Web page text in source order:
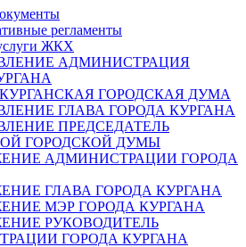
регламенты
ЖКХ
АДМИНИСТРАЦИЯ
ГОРОДСКАЯ ДУМА
ГЛАВА ГОРОДА КУРГАНА
ПРЕДСЕДАТЕЛЬ
ГОРОДСКОЙ ДУМЫ
АДМИНИСТРАЦИИ ГОРОДА
ГЛАВА ГОРОДА КУРГАНА
МЭР ГОРОДА КУРГАНА
РУКОВОДИТЕЛЬ
ГОРОДА КУРГАНА